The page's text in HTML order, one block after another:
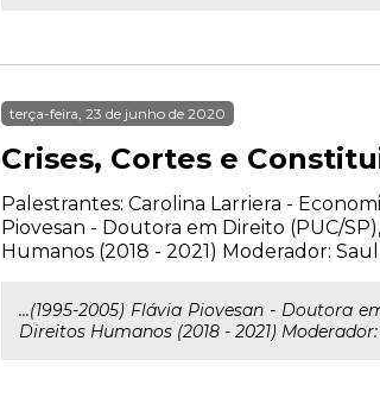
terça-feira, 23 de junho de 2020
Crises, Cortes e
Palestrantes: Carolina Larriera -
Piovesan - Doutora em Direito (PUC/
Humanos (2018 - 2021) Moderador:
...(1995-2005) Flávia Piovesan - Doutora
Direitos Humanos (2018 - 2021)